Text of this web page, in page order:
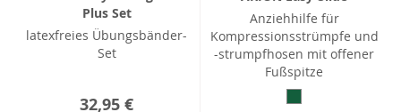
Plus Set
latexfreies Übungsbänder-
Set
32,95 €
Anziehhilfe für
Kompressionsstrümpfe und
-strumpfhosen mit offener
Fußspitze